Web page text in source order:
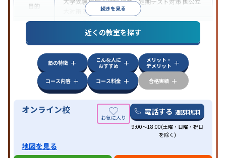
続きを見る
目的
英検(英語検定)対策
中高一貫校生に対応授業の振替可能オンライン対
自習室あり
近くの教室を探す
塾の特徴
こんな人に
おすすめ
メリット・
デメリット
コース内容
コース料金 合格実績
オンライン校 電話する 通話料無料
9:00～18:00(土曜・日曜・祝日
を除く)
地図を見る